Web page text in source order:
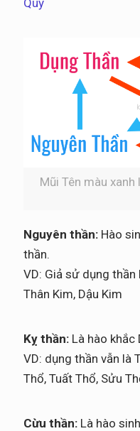
Quỷ
Mũi Tên màu xanh
Nguyên thần: Hào
thần.
VD: Giả sử dụng thần
Thân Kim, Dậu Kim
Kỵ thần: Là hào khắc
VD: dụng thần vẫn là
Thổ, Tuất Thổ, Sửu
Cừu thần: Là hào